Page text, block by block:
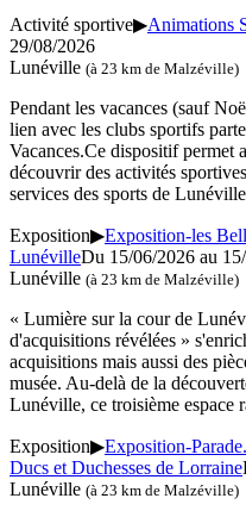
Activité sportive▶Animations
29/08/2026
Lunéville (à 23 km de Malzéville)
Pendant les vacances (sauf
lien avec les clubs sportifs
Vacances.Ce dispositif permet
découvrir des activités
services des sports de
Exposition▶Exposition-les
LunévilleDu 15/06/2026 au
Lunéville (à 23 km de Malzéville)
« Lumière sur la cour de
d'acquisitions révélées »
acquisitions mais aussi des
musée. Au-delà de la
Lunéville, ce troisième espace
Exposition▶Exposition-
Ducs et Duchesses de Lorraine
Lunéville (à 23 km de Malzéville)